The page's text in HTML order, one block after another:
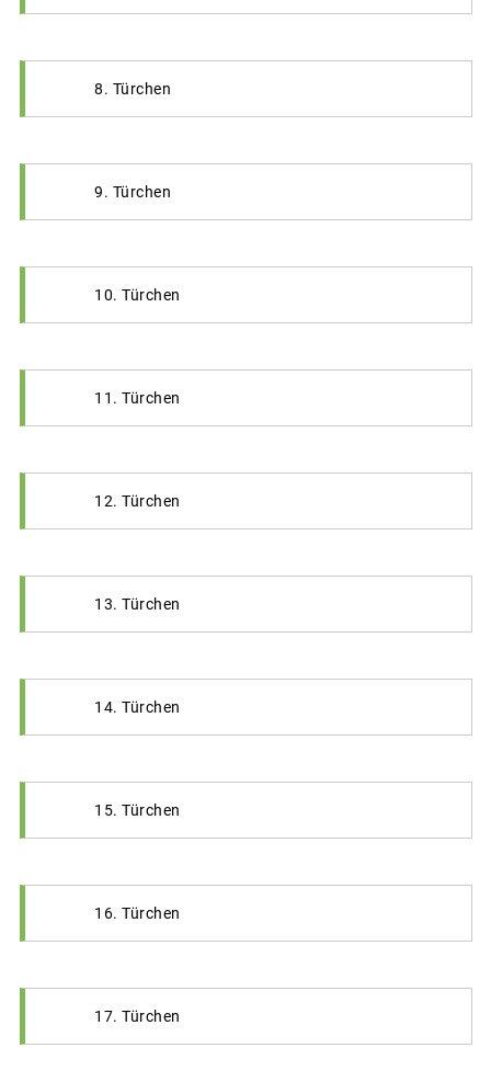
8. Türchen
9. Türchen
10. Türchen
11. Türchen
12. Türchen
13. Türchen
14. Türchen
15. Türchen
16. Türchen
17. Türchen